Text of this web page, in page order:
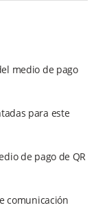
medio de pago
para este
de pago de QR
comunicación